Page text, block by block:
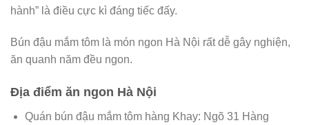
hành” là điều cực kì đáng tiếc đấy.
Bún đậu mắm tôm là món ngon Hà Nội rất dễ gây nghiện,
ăn quanh năm đều ngon.
Địa điểm ăn ngon Hà Nội
Quán bún đậu mắm tôm hàng Khay: Ngõ 31 Hàng